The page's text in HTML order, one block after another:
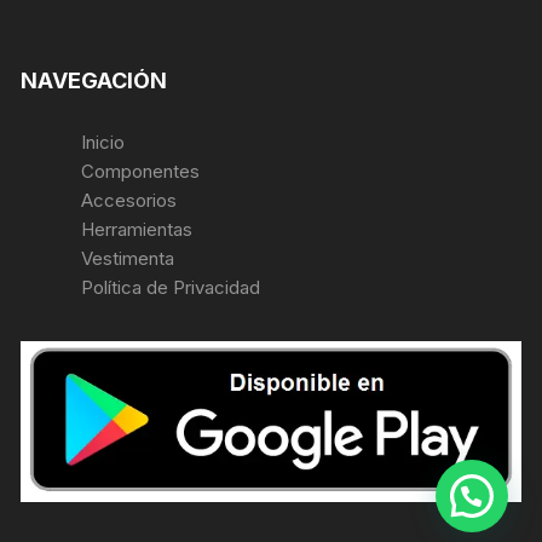
NAVEGACIÓN
Inicio
Componentes
Accesorios
Herramientas
Vestimenta
Política de Privacidad